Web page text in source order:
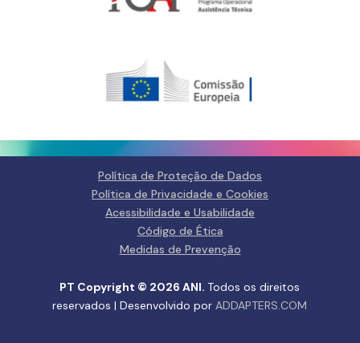
Política de Proteção de Dados
Política de Privacidade e Cookies
Acessibilidade e Usabilidade
Código de Ética
Medidas de Prevenção
PT Copyright © 2026 ANI. Todos os direitos
reservados | Desenvolvido por ADDAPTERS.COM